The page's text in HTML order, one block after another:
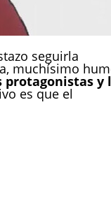
seguirla
muchísimo
protagonistas y
es que el